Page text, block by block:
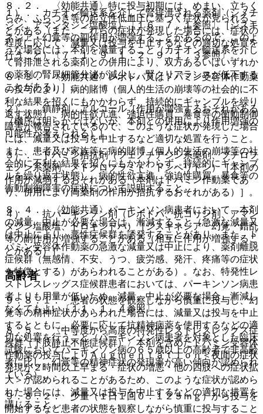
１）． カチオン輸送系を介して腎排泄される薬剤（シメチ
ジン、アマンタジン塩酸塩）〔１６．７．１参照〕［ジスキ
ネジア・幻覚等の副作用が増強することがあるので、このよ
うな場合には、本剤を減量すること（カチオン輸送系を介し
て腎排泄される薬剤との併用により、双方あるいはいずれか
の薬剤の腎尿細管分泌が減少し、腎クリアランスが低下する
ことがある）］。
２）． 鎮静剤、アルコール［作用が増強するおそれがある
（機序は明らかではないが、本剤との併用により作用増強の
可能性が考えられる）］。
３）． ドパミン拮抗剤（フェノチアジン系薬剤、ブチロフ
ェノン系薬剤、メトクロプラミド、ドンペリドン）［本剤の
作用が減弱するおそれがある（本剤はドパミン作動薬であ
り、併用により両薬剤の作用が拮抗するおそれがある）］。
４）． 抗パーキンソン剤（レボドパ、抗コリン剤、アマン
タジン塩酸塩、ドロキシドパ）［ジスキネジア・幻覚・錯乱
等の副作用が増強することがある（相互に作用が増強するこ
とがある）］。
高齢者
９．８．１． 患者の状態を観察しながら慎重に投与し、幻
覚等の精神症状があらわれた場合には、減量又は投与を中止
するとともに、必要に応じて抗精神病薬を使用するなどの適
切な処置を行うこと（パーキンソン病患者を対象とした臨床
試験においてパーキンソン病の６５歳以上の高齢者で非高齢
者に比し、幻覚等の精神症状の発現率が高い傾向が認められ
ている）。
９．８．２． 少量（１日１回０．１２５ｍｇ）から投与を
開始するなど患者の状態を観察しながら慎重に投与すること
８．２． 〈効能共通〉特に投与初期には、めまい、立ちく
らみ、ふらつき等の起立性低血圧に基づく症状が見られるこ
とがある（また、これらの症状が発現した場合には、症状の
程度に応じて、減量又は投与を中止するなどの適切な処置を
行うこと）〔７．１、９．１．２、９．１．３参照〕。
８．３． 〈効能共通〉レボドパ又はドパミン受容体作動薬
の投与により、病的賭博（個人的生活の崩壊等の社会的に不
利な結果を招くにもかかわらず、持続的にギャンブルを繰り
返す状態）、病的性欲亢進、強迫性購買、暴食等の衝動制御
障害が報告されているので、このような症状が発現した場合
には、減量又は投与を中止するなど適切な処置を行うこと。
また、患者及び家族等に病的賭博（個人的生活の崩壊等の社
会的に不利な結果を招くにもかかわらず、持続的にギャンブ
ルを繰り返す状態）、病的性欲亢進、強迫性購買、暴食等の
衝動制御障害の症状について説明すること。
８．４． 〈効能共通〉パーキンソン病患者において、本剤
の減量、中止が必要な場合は、漸減すること（急激な減量又
は中止により、悪性症候群を誘発することがあり、また、ド
パミン受容体作動薬の急激な減量又は中止により、薬剤離脱
症候群（無感情、不安、うつ、疲労感、発汗、疼痛等の症状
を特徴とする）があらわれることがある）。なお、特発性レ
ストレスレッグス症候群患者においては、パーキンソン病患
者よりも用量が低いため、減量、中止が必要な場合、漸減し
なくてもよい〔１１．１．４参照〕。
８．５． 〈中等度から高度の特発性レストレスレッグス症
候群（下肢静止不能症候群）〉本剤を含めたドパミン受容体
作動薬の投与によりＡｕｇｍｅｎｔａｔｉｏｎ＜夜間の症状
発現が２時間以上早まる・症状の増悪・他の四肢への症状拡
大＞が認められることがあるため、このような症状が認めら
れた場合には、減量又は投与を中止するなどの適切な措置を
講じること。